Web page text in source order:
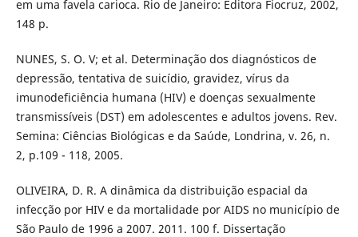
em uma favela carioca. Rio de Janeiro: Editora Fiocruz, 2002,
148 p.
NUNES, S. O. V; et al. Determinação dos diagnósticos de
depressão, tentativa de suicídio, gravidez, vírus da
imunodeficiência humana (HIV) e doenças sexualmente
transmissíveis (DST) em adolescentes e adultos jovens. Rev.
Semina: Ciências Biológicas e da Saúde, Londrina, v. 26, n.
2, p.109 - 118, 2005.
OLIVEIRA, D. R. A dinâmica da distribuição espacial da
infecção por HIV e da mortalidade por AIDS no município de
São Paulo de 1996 a 2007. 2011. 100 f. Dissertação